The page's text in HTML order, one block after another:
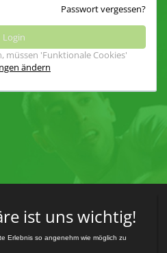
Passwort vergessen?
müssen 'Funktionale Cookies'
ändern